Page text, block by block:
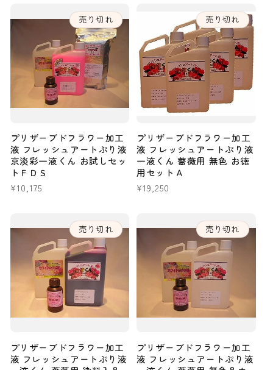
売り切れ
プリザーブドフラワー加工
液 フレッシュアートぷり液
京淡彩一液くん お試しセッ
トＦＤＳ
通
¥10,175
売り切れ
プリザーブドフラワー加工
液 フレッシュアートぷり液
一液くん 薔薇用 無色 お徳
用セットＡ
通
¥19,250
売り切れ
プリザーブドフラワー加工
液 フレッシュアートぷり液
売り切れ
プリザーブドフラワー加工
液 フレッシュアートぷり液